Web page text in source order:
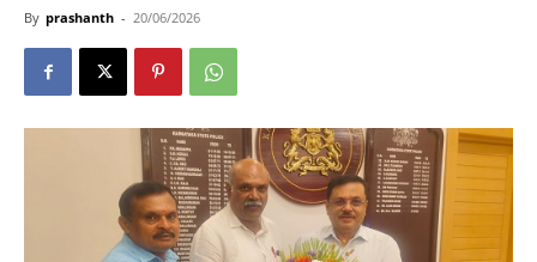
By prashanth - 20/06/2026